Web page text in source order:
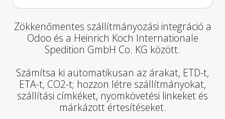
Zökkenőmentes szállítmányozási integráció a
Odoo és a Heinrich Koch Internationale
Spedition GmbH Co. KG között.
Számítsa ki automatikusan az árakat, ETD-t,
ETA-t, CO2-t; hozzon létre szállítmányokat,
szállítási címkéket, nyomkövetési linkeket és
márkázott értesítéseket.